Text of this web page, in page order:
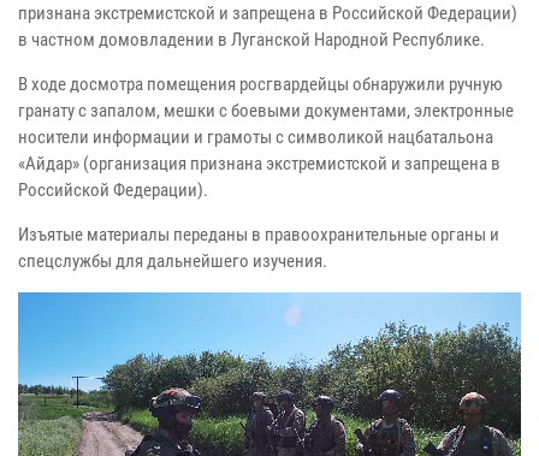
признана экстремистской и запрещена в Российской Федерации)
в частном домовладении в Луганской Народной Республике.
В ходе досмотра помещения росгвардейцы обнаружили ручную
гранату с запалом, мешки с боевыми документами, электронные
носители информации и грамоты с символикой нацбатальона
«Айдар» (организация признана экстремистской и запрещена в
Российской Федерации).
Изъятые материалы переданы в правоохранительные органы и
спецслужбы для дальнейшего изучения.